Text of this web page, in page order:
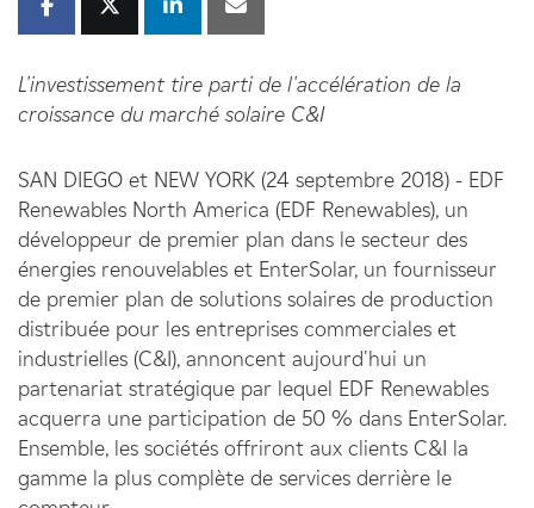
L'investissement tire parti de l'accélération de la
croissance du marché solaire C&I
SAN DIEGO et NEW YORK (24 septembre 2018) - EDF
Renewables North America (EDF Renewables), un
développeur de premier plan dans le secteur des
énergies renouvelables et EnterSolar, un fournisseur
de premier plan de solutions solaires de production
distribuée pour les entreprises commerciales et
industrielles (C&I), annoncent aujourd'hui un
partenariat stratégique par lequel EDF Renewables
acquerra une participation de 50 % dans EnterSolar.
Ensemble, les sociétés offriront aux clients C&I la
gamme la plus complète de services derrière le